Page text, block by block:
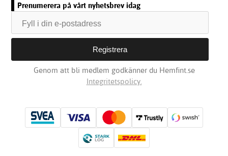
Prenumerera på vårt nyhetsbrev idag
Genom att bli medlem godkänner du Hemfint.se
Integritetspolicy.